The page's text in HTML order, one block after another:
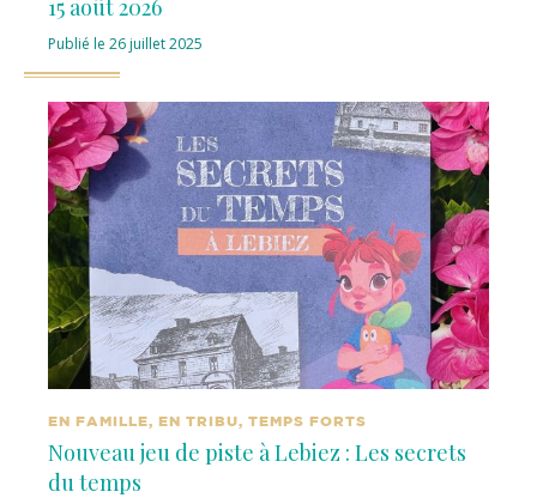
15 août 2026
Publié le 26 juillet 2025
EN FAMILLE, EN TRIBU, TEMPS FORTS
Nouveau jeu de piste à Lebiez : Les secrets
du temps